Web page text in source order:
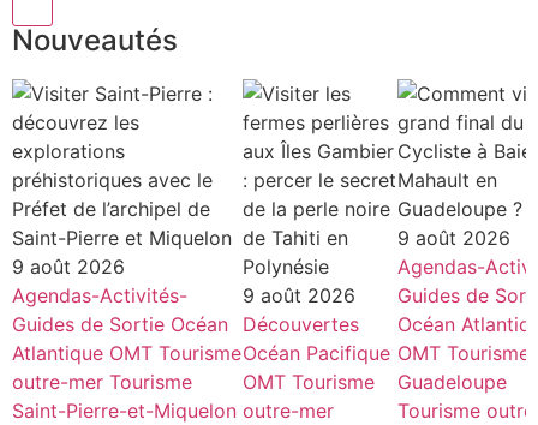
Nouveautés
9 août 2026
Agendas-Activités-
Guides de Sortie Océan
Atlantique OMT Tourisme
outre-mer Tourisme
Saint-Pierre-et-Miquelon
9 août 2026
Découvertes
Océan Pacifique
OMT Tourisme
outre-mer
9 août 2026
Agendas-
Guides de
Océan
OMT Tourisme
Guadeloupe
Tourisme